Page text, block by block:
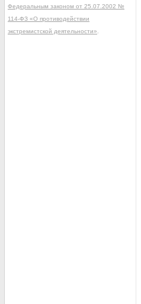
Федеральным законом от 25.07.2002 №
114-ФЗ «О противодействии
экстремистской деятельности»